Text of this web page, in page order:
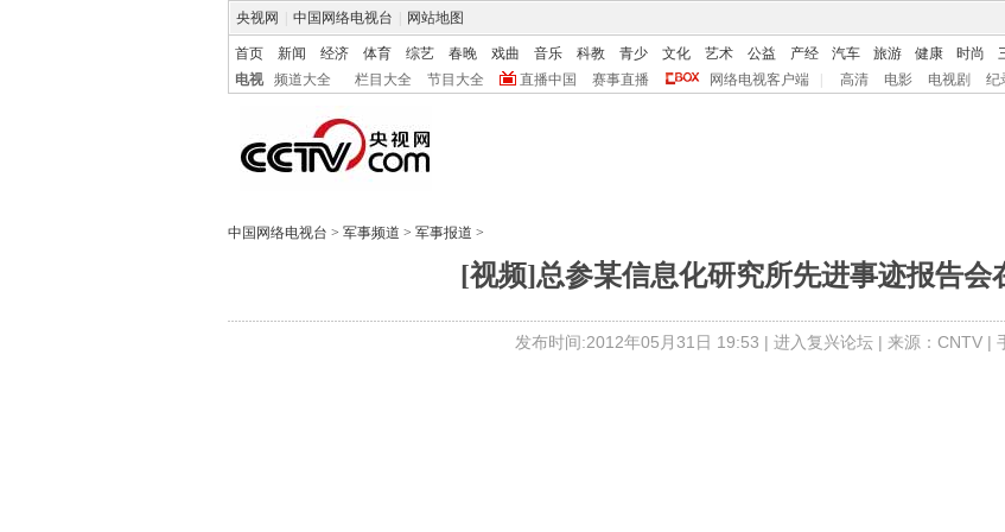
央视网 中国网络电视台 网站地图
首页 新闻 经济 体育 综艺 春晚 戏曲 音乐 科教 青少 文化 艺术 公益 产经 汽车 旅游 健康 时尚
电视
频道大全 栏目大全 节目大全 直播中国 赛事直播 网络电视客户端 高清 电影 电视剧 纪
中国网络电视台 > 军事频道 > 军事报道 >
[视频]总参某信息化研究所先进事迹报告会
发布时间:2012年05月31日 19:53 | 进入复兴论坛 | 来源：CNTV |